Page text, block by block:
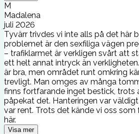
M
Madalena
juli 2026
Tyvärr trivdes vi inte alls på det här
problemet är den sexfiliga vägen
– trafiklarmet är verkligen svårt att
ett helt annat intryck än
är bra, men området runt omkring
trevligt. Man omges av många
finns fortfarande inget bestick, trots
påpekat det. Hanteringen var
var rent. Trots det kände vi oss som
här.
Visa mer